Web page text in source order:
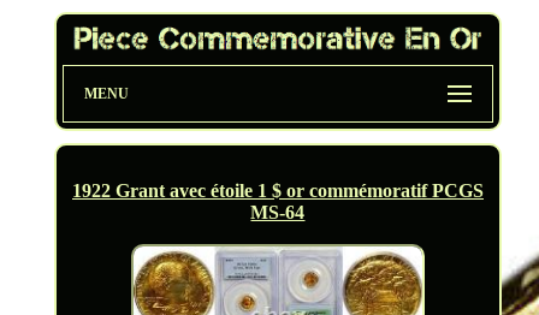
MENU
1922 Grant avec étoile 1 $ or commémoratif PCGS
MS-64